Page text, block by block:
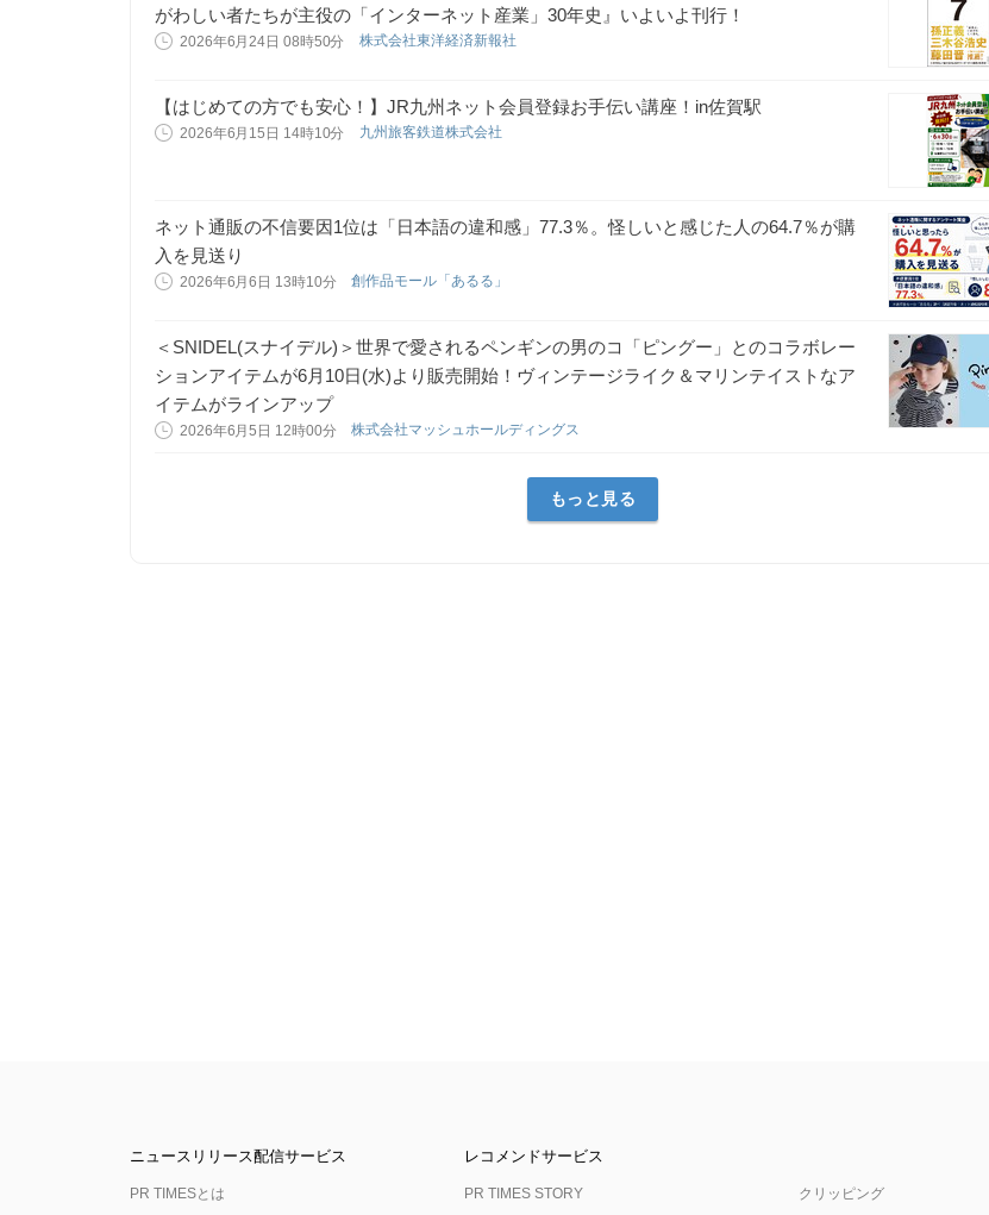
がわしい者たちが主役の「インターネット産業」30年史』いよいよ刊行！
2026年6月24日 08時50分 株式会社東洋経済新報社
【はじめての方でも安心！】JR九州ネット会員登録お手伝い講座！in佐賀駅
2026年6月15日 14時10分 九州旅客鉄道株式会社
ネット通販の不信要因1位は「日本語の違和感」77.3％。怪しいと感じた人の64.7％が購
入を見送り
2026年6月6日 13時10分 創作品モール「あるる」
＜SNIDEL(スナイデル)＞世界で愛されるペンギンの男のコ「ピングー」とのコラボレー
ションアイテムが6月10日(水)より販売開始！ヴィンテージライク＆マリンテイストなア
イテムがラインアップ
2026年6月5日 12時00分 株式会社マッシュホールディングス
もっと見る
ニュースリリース配信サービス
PR TIMESとは
レコメンドサービス
PR TIMES STORY クリッピング